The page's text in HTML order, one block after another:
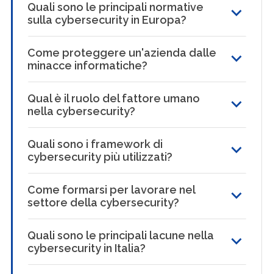
Quali sono le principali normative
sulla cybersecurity in Europa?
Come proteggere un'azienda dalle
minacce informatiche?
Qual è il ruolo del fattore umano
nella cybersecurity?
Quali sono i framework di
cybersecurity più utilizzati?
Come formarsi per lavorare nel
settore della cybersecurity?
Quali sono le principali lacune nella
cybersecurity in Italia?